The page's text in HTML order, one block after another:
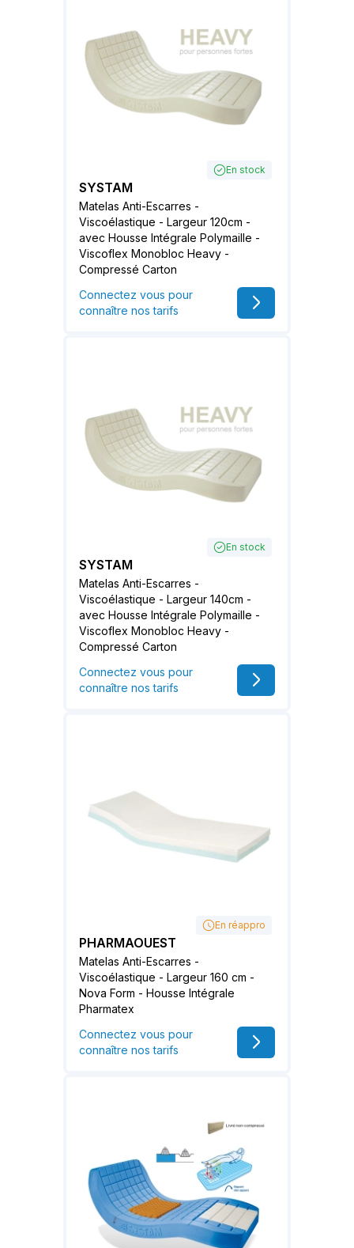
En stock
SYSTAM
Matelas Anti-Escarres -
Viscoélastique - Largeur 120cm -
avec Housse Intégrale Polymaille -
Viscoflex Monobloc Heavy -
Compressé Carton
Connectez vous pour
connaître nos tarifs
En stock
SYSTAM
Matelas Anti-Escarres -
Viscoélastique - Largeur 140cm -
avec Housse Intégrale Polymaille -
Viscoflex Monobloc Heavy -
Compressé Carton
Connectez vous pour
connaître nos tarifs
En réappro
PHARMAOUEST
Matelas Anti-Escarres -
Viscoélastique - Largeur 160 cm -
Nova Form - Housse Intégrale
Pharmatex
Connectez vous pour
connaître nos tarifs